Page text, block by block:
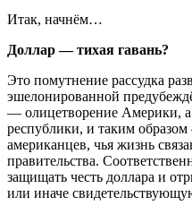
Итак, начнём…
Доллар — тихая гавань?
Это помутнение рассудка
эшелонированной
— олицетворение Америки, а
республики, и таким
американцев, чья жизнь
правительства.
защищать честь доллара и
или иначе